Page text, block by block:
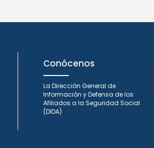
Conócenos
La Dirección General de
Información y Defensa de los
Afiliados a la Seguridad Social
(DIDA)